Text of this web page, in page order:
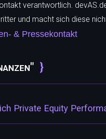
verantwortlich.
und macht sich diese
& Pressekontakt
Private Equity